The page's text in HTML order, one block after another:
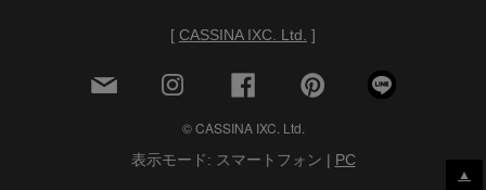
▲
[ CASSINA IXC. Ltd. ]
© CASSINA IXC. Ltd.
表示モード: スマートフォン | PC